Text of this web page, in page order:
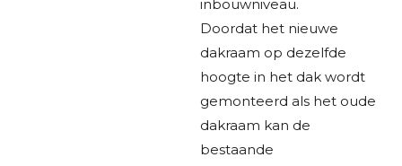
inbouwniveau.
Doordat het nieuwe
dakraam op dezelfde
hoogte in het dak wordt
gemonteerd als het oude
dakraam kan de
bestaande